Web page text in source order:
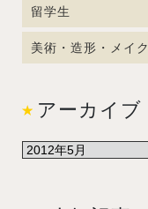
留学生
美術・造形・メイク
アーカイブ